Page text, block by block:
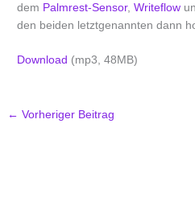
dem Palmrest-Sensor,Writeflow
den beiden letztgenannten dann
Download (mp3, 48MB)
← Vorheriger Beitrag